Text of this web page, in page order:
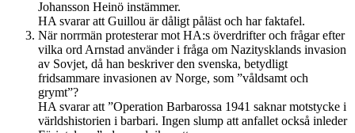
Johansson Heinö instämmer.
HA svarar att Guillou är dåligt påläst och har faktafel.
När norrmän protesterar mot HA:s överdrifter och frågar efter
vilka ord Arnstad använder i fråga om Nazitysklands invasion
av Sovjet, då han beskriver den svenska, betydligt
fridsammare invasionen av Norge, som ”våldsamt och
grymt”?
HA svarar att ”Operation Barbarossa 1941 saknar motstycke i
världshistorien i barbari. Ingen slump att anfallet också inleder